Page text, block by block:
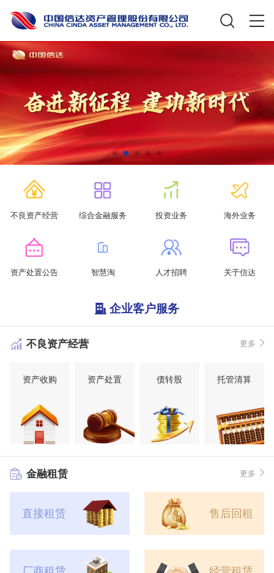
不良资产经营 综合金融服务 投资业务 海外业务
资产处置公告 智慧淘 人才招聘 关于信达
企业客户服务
不良资产经营 更多
资产收购 资产处置 债转股 托管清算
金融租赁 更多
直接租赁 售后回租